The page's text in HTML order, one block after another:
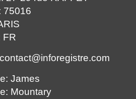
75016
FR
James
Mountary